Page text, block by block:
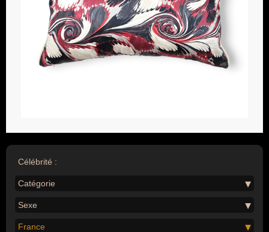
Célébrité :
Catégorie
Sexe
France